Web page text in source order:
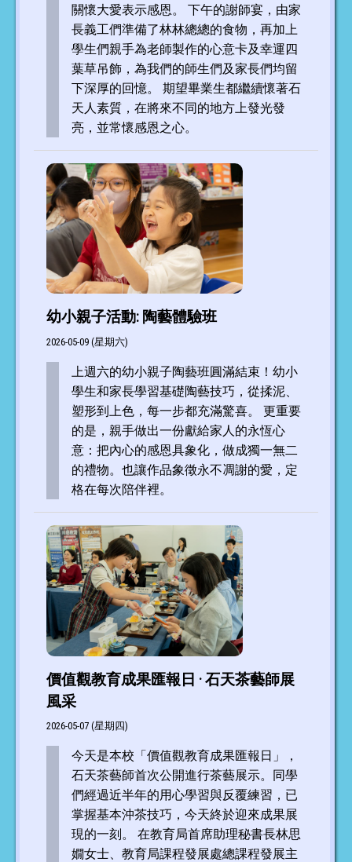
關懷大愛表示感恩。 下午的謝師宴，由家
長義工們準備了林林總總的食物，再加上
學生們親手為老師製作的心意卡及幸運四
葉草吊飾，為我們的師生們及家長們均留
下深厚的回憶。 期望畢業生都繼續懷著石
天人素質，在將來不同的地方上發光發
亮，並常懷感恩之心。
幼小親子活動: 陶藝體驗班
2026-05-09 (星期六)
上週六的幼小親子陶藝班圓滿結束！幼小
學生和家長學習基礎陶藝技巧，從揉泥、
塑形到上色，每一步都充滿驚喜。 更重要
的是，親手做出一份獻給家人的永恆心
意：把內心的感恩具象化，做成獨一無二
的禮物。也讓作品象徵永不凋謝的愛，定
格在每次陪伴裡。
價值觀教育成果匯報日 · 石天茶藝師展
風采
2026-05-07 (星期四)
今天是本校「價值觀教育成果匯報日」，
石天茶藝師首次公開進行茶藝展示。同學
們經過近半年的用心學習與反覆練習，已
掌握基本沖茶技巧，今天終於迎來成果展
現的一刻。 在教育局首席助理秘書長林思
嫺女士、教育局課程發展處總課程發展主